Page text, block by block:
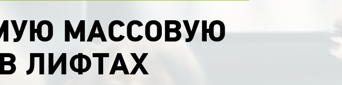
МАССОВУЮ
ЛИФТАХ